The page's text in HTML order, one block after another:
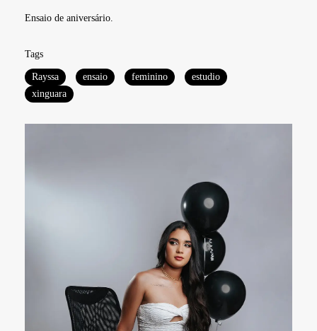
Ensaio de aniversário.
Tags
Rayssa ensaio feminino
estudio
xinguara